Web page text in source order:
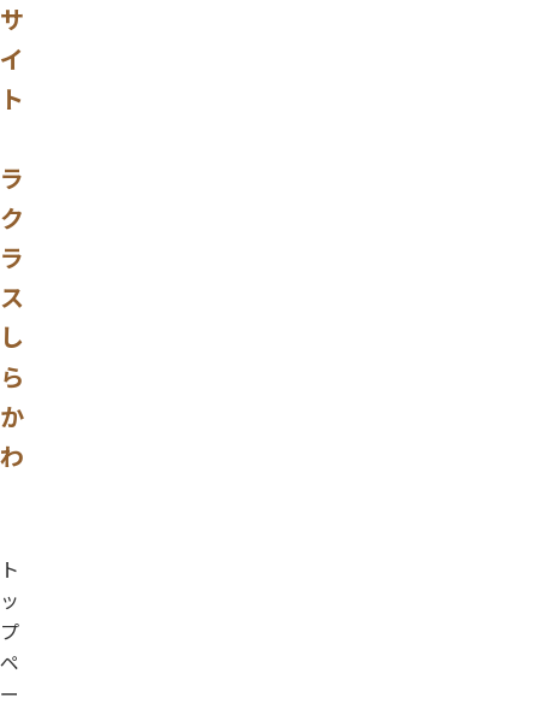
サ
イ
ト
ラ
ク
ラ
ス
し
ら
か
わ
ト
ッ
プ
ペ
ー